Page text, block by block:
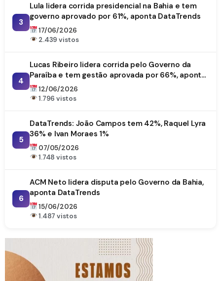
3
Lula lidera corrida presidencial na Bahia e tem
governo aprovado por 61%, aponta DataTrends
17/06/2026
2.439 vistos
4
Lucas Ribeiro lidera corrida pelo Governo da
Paraíba e tem gestão aprovada por 66%, aponta
DataTrends
12/06/2026
1.796 vistos
5
DataTrends: João Campos tem 42%, Raquel Lyra
36% e Ivan Moraes 1%
07/05/2026
1.748 vistos
6
ACM Neto lidera disputa pelo Governo da Bahia,
aponta DataTrends
15/06/2026
1.487 vistos